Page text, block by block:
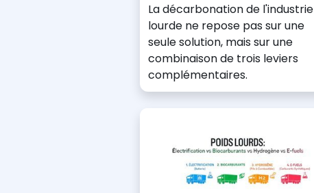
La décarbonation de l'industrie
lourde ne repose pas sur une
seule solution, mais sur une
combinaison de trois leviers
complémentaires.